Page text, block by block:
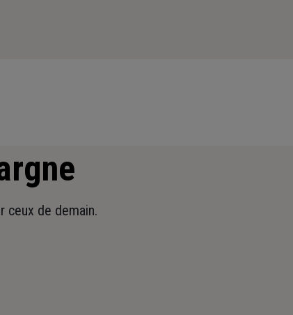
ceux de demain.